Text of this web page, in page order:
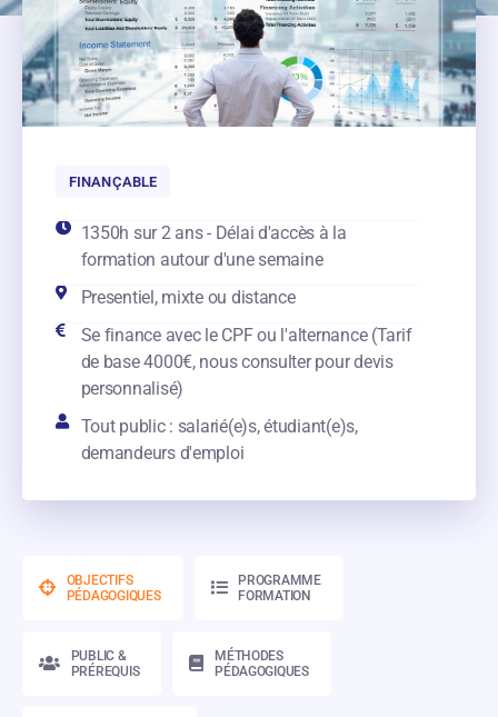
FINANÇABLE
1350h sur 2 ans - Délai d'accès à la
formation autour d'une semaine
Presentiel, mixte ou distance
Se finance avec le CPF ou l'alternance (Tarif
de base 4000€, nous consulter pour devis
personnalisé)
Tout public : salarié(e)s, étudiant(e)s,
demandeurs d'emploi
OBJECTIFS
PÉDAGOGIQUES
PROGRAMME
FORMATION
PUBLIC &
PRÉREQUIS
MÉTHODES
PÉDAGOGIQUES